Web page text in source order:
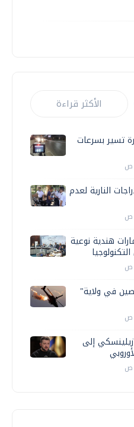
الأكثر قراءة
يلتقط 1028 سيارة تسير بسرعات
النارية لعدم
هندية نوعية
في ولاية"
زيلينسكي إلى